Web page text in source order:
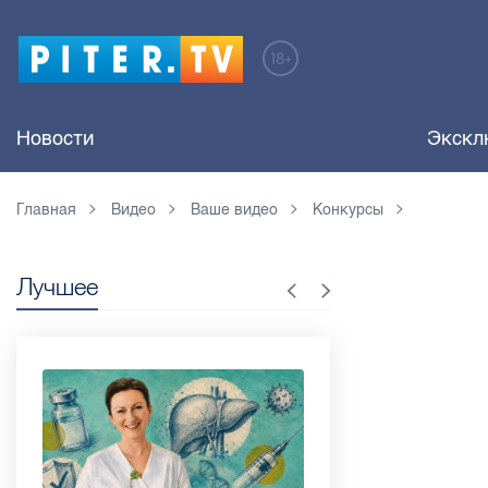
Новости
Главная Видео Ваше видео Конкурсы
Лучшее